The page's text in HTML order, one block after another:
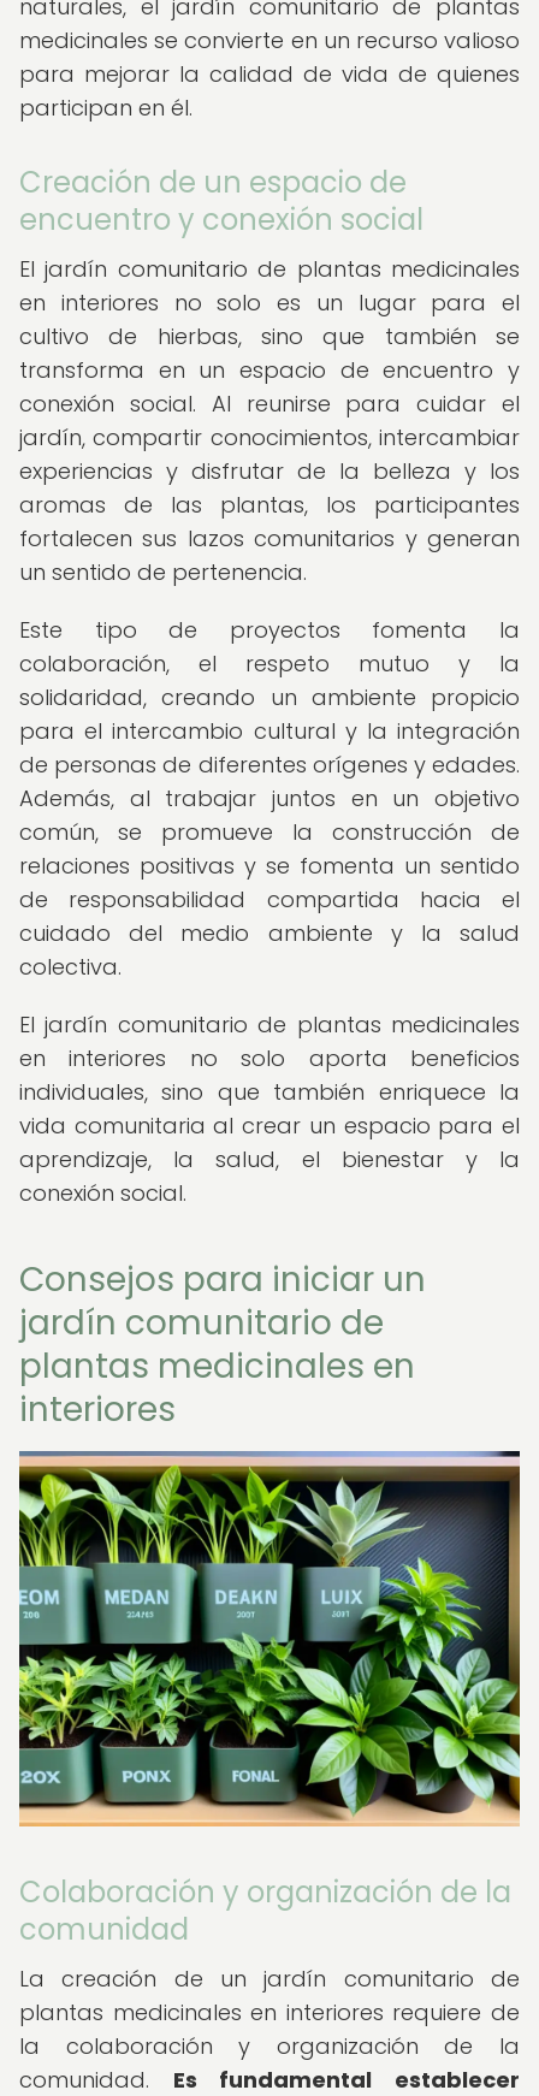
naturales, el jardín comunitario de plantas
medicinales se convierte en un recurso valioso
para mejorar la calidad de vida de quienes
participan en él.
Creación de un espacio de
encuentro y conexión social
El jardín comunitario de plantas medicinales
en interiores no solo es un lugar para el
cultivo de hierbas, sino que también se
transforma en un espacio de encuentro y
conexión social. Al reunirse para cuidar el
jardín, compartir conocimientos, intercambiar
experiencias y disfrutar de la belleza y los
aromas de las plantas, los participantes
fortalecen sus lazos comunitarios y generan
un sentido de pertenencia.
Este tipo de proyectos fomenta la
colaboración, el respeto mutuo y la
solidaridad, creando un ambiente propicio
para el intercambio cultural y la integración
de personas de diferentes orígenes y edades.
Además, al trabajar juntos en un objetivo
común, se promueve la construcción de
relaciones positivas y se fomenta un sentido
de responsabilidad compartida hacia el
cuidado del medio ambiente y la salud
colectiva.
El jardín comunitario de plantas medicinales
en interiores no solo aporta beneficios
individuales, sino que también enriquece la
vida comunitaria al crear un espacio para el
aprendizaje, la salud, el bienestar y la
conexión social.
Consejos para iniciar un
jardín comunitario de
plantas medicinales en
interiores
Colaboración y organización de la
comunidad
La creación de un jardín comunitario de
plantas medicinales en interiores requiere de
la colaboración y organización de la
comunidad. Es fundamental establecer